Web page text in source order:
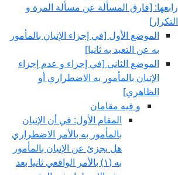
رابعها: [فارق المسألة عن مسألة المرة و
التكرار]
الموضع الأول‏ [في إجزاء الإتيان بالمأمور
به عن التعبد به ثانيا]
الموضع الثاني‏ [في إجزاء و عدم إجزاء
الإتيان بالمأمور به الاضطراري أو
الظاهري‏]
و فيه مقامان
المقام الأول: في أن الإتيان
بالمأمور به بالأمر الاضطراري
هل يجزئ عن الإتيان بالمأمور
به (١) بالأمر الواقعي ثانيا بعد